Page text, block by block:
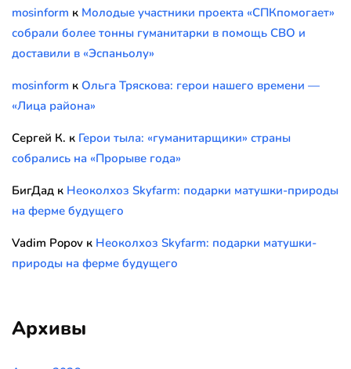
mosinform к Молодые участники проекта «СПКпомогает»
собрали более тонны гуманитарки в помощь СВО и
доставили в «Эспаньолу»
mosinform к Ольга Тряскова: герои нашего времени —
«Лица района»
Сергей К. к Герои тыла: «гуманитарщики» страны
собрались на «Прорыве года»
БигДад к Неоколхоз Skyfarm: подарки матушки-природы
на ферме будущего
Vadim Popov к Неоколхоз Skyfarm: подарки матушки-
природы на ферме будущего
Архивы